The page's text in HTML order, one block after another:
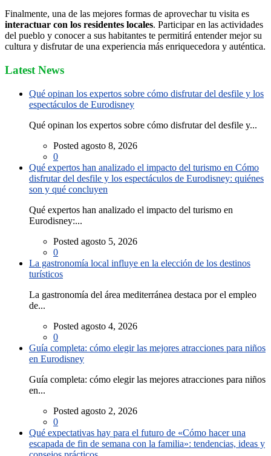
Finalmente, una de las mejores formas de aprovechar tu visita es
interactuar con los residentes locales. Participar en las actividades
del pueblo y conocer a sus habitantes te permitirá entender mejor su
cultura y disfrutar de una experiencia más enriquecedora y auténtica.
Latest News
Qué opinan los expertos sobre cómo disfrutar del desfile y los
espectáculos de Eurodisney
Qué opinan los expertos sobre cómo disfrutar del desfile y...
Posted agosto 8, 2026
0
Qué expertos han analizado el impacto del turismo en Cómo
disfrutar del desfile y los espectáculos de Eurodisney: quiénes
son y qué concluyen
Qué expertos han analizado el impacto del turismo en
Eurodisney:...
Posted agosto 5, 2026
0
La gastronomía local influye en la elección de los destinos
turísticos
La gastronomía del área mediterránea destaca por el empleo
de...
Posted agosto 4, 2026
0
Guía completa: cómo elegir las mejores atracciones para niños
en Eurodisney
Guía completa: cómo elegir las mejores atracciones para niños
en...
Posted agosto 2, 2026
0
Qué expectativas hay para el futuro de «Cómo hacer una
escapada de fin de semana con la familia»: tendencias, ideas y